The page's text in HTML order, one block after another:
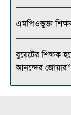
এমপিওভুক্ত
বুয়েটের শিক্ষক
আনন্দের জোয়ার”